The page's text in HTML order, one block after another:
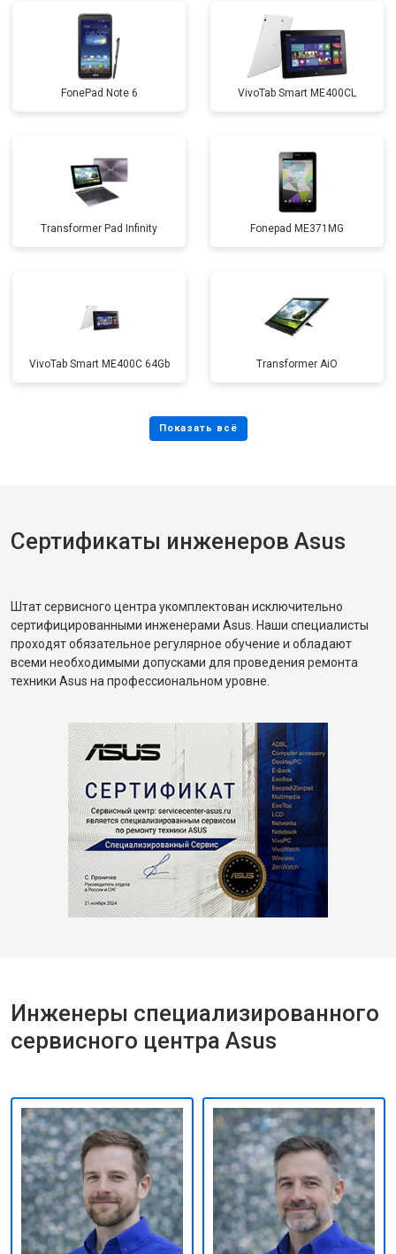
FonePad Note 6 VivoTab Smart ME400CL
Transformer Pad Infinity Fonepad ME371MG
VivoTab Smart ME400C 64Gb Transformer AiO
Сертификаты инженеров Asus
Штат сервисного центра укомплектован исключительно
сертифицированными инженерами Asus. Наши специалисты
проходят обязательное регулярное обучение и обладают
всеми необходимыми допусками для проведения ремонта
техники Asus на профессиональном уровне.
Инженеры специализированного
сервисного центра Asus